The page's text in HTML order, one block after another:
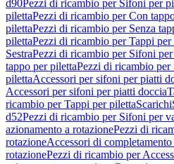
d90Pezzi di ricambio per Sifoni per
pilettaPezzi di ricambio per Con
pilettaPezzi di ricambio per Senza
pilettaPezzi di ricambio per Tappi per
SestraPezzi di ricambio per Sifoni
tappo per pilettaPezzi di ricambio per
pilettaAccessori per sifoni per piatti
Accessori per sifoni per piatti doccia
ricambio per Tappi per pilettaScarichi
d52Pezzi di ricambio per Sifoni per
azionamento a rotazionePezzi di
rotazioneAccessori di
rotazionePezzi di ricambio per